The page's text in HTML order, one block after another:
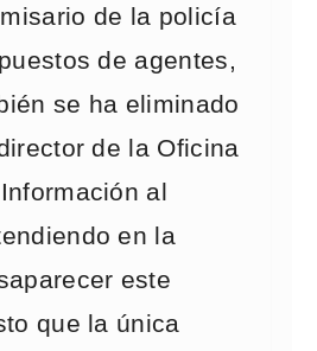
de la policía
de agentes,
se ha eliminado
de la Oficina
al
en la
este
que la única